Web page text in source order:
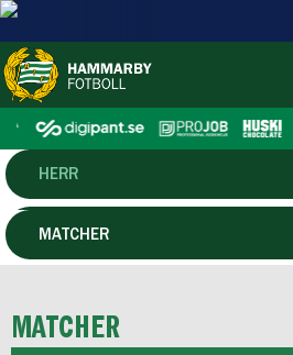
HERR
DAM
P19
MATCHER
MATCHER